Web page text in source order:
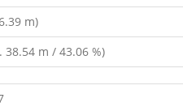
m)
m / 43.06 %)